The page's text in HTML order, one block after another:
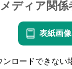
メディア関係
表紙画
ンロードできな